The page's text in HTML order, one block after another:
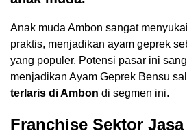
Anak muda Ambon sangat
praktis, menjadikan ayam geprek
yang populer. Potensi pasar ini
menjadikan Ayam Geprek Bensu
terlaris di Ambon di segmen ini.
Franchise Sektor